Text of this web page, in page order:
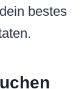
bestes